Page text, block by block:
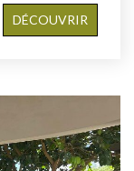
DÉCOUVRIR